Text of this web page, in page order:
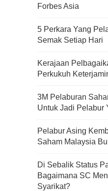
Forbes Asia
5 Perkara Yang
Semak Setiap Hari
Kerajaan
Perkukuh
3M Pelaburan
Untuk Jadi Pelabur
Pelabur Asing
Saham Malaysia
Di Sebalik Status
Bagaimana SC
Syarikat?